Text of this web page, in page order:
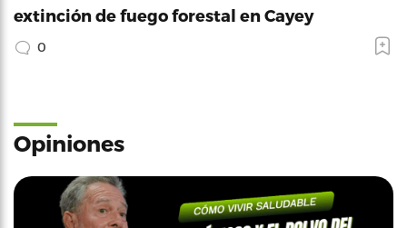
extinción de fuego forestal en Cayey
0
Opiniones